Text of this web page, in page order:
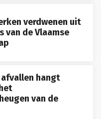
verdwenen uit
van de Vlaamse
hangt
van de